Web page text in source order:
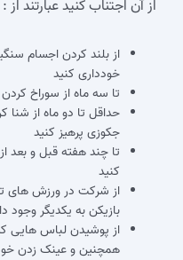
از آن اجتناب کنید عبارتند از :
از بلند کردن اجسام
خودداری کنید
تا سه ماه از سوراخ
حداقل تا دو ماه از شنا
جکوزی پرهیز کنید
تا چند هفته قبل و بعد
کنید
از شرکت در ورزش های
بازیکن به یکدیگر وجود
از پوشیدن لباس هایی
همچنین و عینک زدن